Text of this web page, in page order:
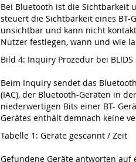
Bei Bluetooth ist die Sichtbarkeit
steuert die Sichtbarkeit eines
unsichtbar und kann nicht
Nutzer festlegen, wann und wie
Bild 4: Inquiry Prozedur bei BLIDS
Beim Inquiry sendet das
(IAC), der Bluetooth-Geräten in
niederwertigen Bits einer BT-
Gerätes enthält demnach keine
Tabelle 1: Geräte gescannt / Zeit
Gefundene Geräte antworten auf